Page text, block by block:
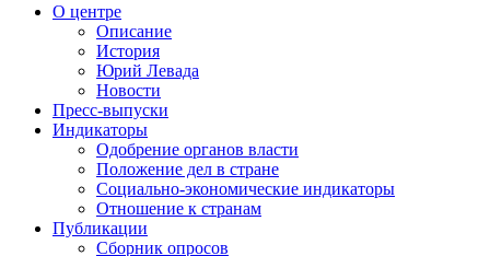
О центре
Описание
История
Юрий Левада
Новости
Пресс-выпуски
Индикаторы
Одобрение органов власти
Положение дел в стране
Социально-экономические индикаторы
Отношение к странам
Публикации
Сборник опросов